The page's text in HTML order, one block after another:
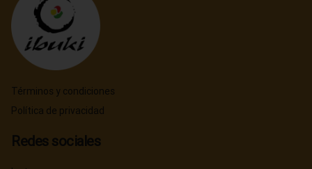
Términos y condiciones
Política de privacidad
Redes sociales